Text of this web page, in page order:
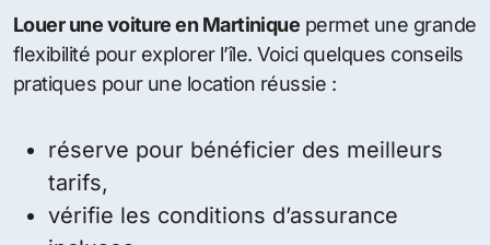
Louer une voiture en Martinique permet une grande
flexibilité pour explorer l’île. Voici quelques conseils
pratiques pour une location réussie :
réserve pour bénéficier des meilleurs
tarifs,
vérifie les conditions d’assurance